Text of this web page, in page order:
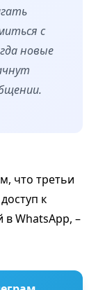
с
новые
что третьи
к
в WhatsApp, –